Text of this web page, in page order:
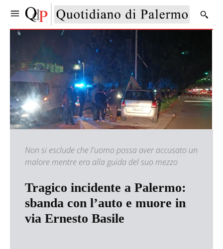
Non si esclude che l'uomo possa aver accusato un
malore mentre era alla guida del suo mezzo
Tragico incidente a Palermo:
sbanda con l’auto e muore in
via Ernesto Basile